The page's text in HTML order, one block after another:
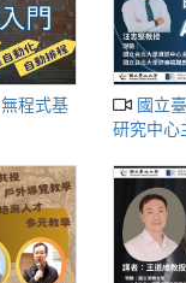
國立臺北大學_汪志堅教授(資訊
研究中心